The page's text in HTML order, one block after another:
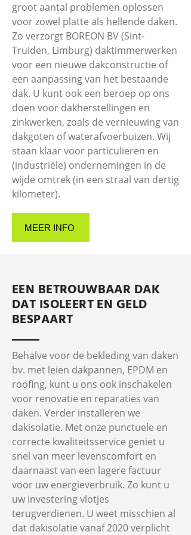
groot aantal problemen oplossen
voor zowel platte als hellende daken.
Zo verzorgt BOREON BV (Sint-
Truiden, Limburg) daktimmerwerken
voor een nieuwe dakconstructie of
een aanpassing van het bestaande
dak. U kunt ook een beroep op ons
doen voor dakherstellingen en
zinkwerken, zoals de vernieuwing van
dakgoten of waterafvoerbuizen. Wij
staan klaar voor particulieren en
(industriële) ondernemingen in de
wijde omtrek (in een straal van dertig
kilometer).
MEER INFO
EEN BETROUWBAAR DAK
DAT ISOLEERT EN GELD
BESPAART
Behalve voor de bekleding van daken
bv. met leien dakpannen, EPDM en
roofing, kunt u ons ook inschakelen
voor renovatie en reparaties van
daken. Verder installeren we
dakisolatie. Met onze punctuele en
correcte kwaliteitsservice geniet u
snel van meer levenscomfort en
daarnaast van een lagere factuur
voor uw energieverbruik. Zo kunt u
uw investering vlotjes
terugverdienen. U weet misschien al
dat dakisolatie vanaf 2020 verplicht